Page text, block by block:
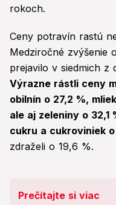
rokoch.
Ceny potravín rastú
Medziročné zvýšenie
prejavilo v siedmich z
Výrazne rástli ceny
obilnín o 27,2 %,
ale aj zeleniny o
cukru a cukroviniek
zdraželi o 19,6 %.
Prečítajte si viac